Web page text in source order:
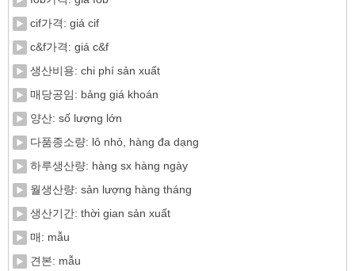
cif가격: giá cif
c&f가격: giá c&f
생산비용: chi phí sản xuất
매당공임: bảng giá khoán
양산: số lượng lớn
다품종소량: lô nhỏ, hàng đa dạng
하루생산량: hàng sx hàng ngày
월생산량: sản lượng hàng tháng
생산기간: thời gian sản xuất
매: mẫu
견본: mẫu